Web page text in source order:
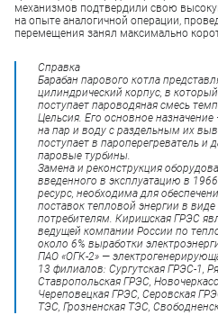
механизмов подтвердили свою
на опыте аналогичной операции,
перемещения занял максимально
Справка
Барабан парового котла
цилиндрический корпус, в
поступает пароводяная смесь
Цельсия. Его основное
на пар и воду с раздельным их
поступает в пароперегреватель и
паровые турбины.
Замена и реконструкция
введенного в эксплуатацию в
ресурс, необходима для
поставок тепловой энергии в
потребителям. Киришская ГРЭС
ведущей компании России по
около 6% выработки
ПАО «ОГК-2» —
13 филиалов: Сургутская ГРЭС-1,
Ставропольская ГРЭС,
Череповецкая ГРЭС, Серовская
ТЭС, Грозненская ТЭС,